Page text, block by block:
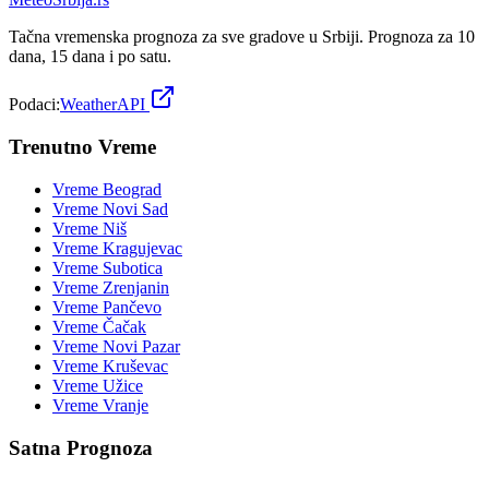
Tačna vremenska prognoza za sve gradove u Srbiji. Prognoza za 10
dana, 15 dana i po satu.
Podaci:WeatherAPI
Trenutno Vreme
Vreme Beograd
Vreme Novi Sad
Vreme Niš
Vreme Kragujevac
Vreme Subotica
Vreme Zrenjanin
Vreme Pančevo
Vreme Čačak
Vreme Novi Pazar
Vreme Kruševac
Vreme Užice
Vreme Vranje
Satna Prognoza